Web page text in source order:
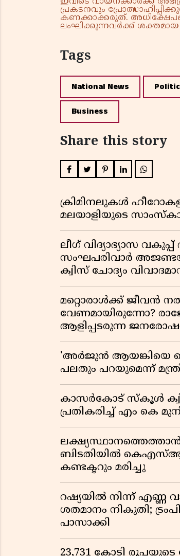
പ്രകടനവും
കണക്കാക്കരുത്.
ലംഘിക്കുന്നവർക്ക് ശക്തമായ
Tags
National News
Business
Share this story
ക്രിമിനലുകൾ
മലയാളിയുടെ
ലീഗ് വിദ്യാഭ്യാസ
സംഘപരിവാർ
ക്വിസ് ചോദ്യം
മറ്റൊരാൾക്ക് ജീവൻ
വേണമായിരുന്നോ?
ആളിപ്പടരുന്ന
'അർജുൻ ആയങ്കിയെ
പലതും പറയുമെന്ന്
കാസർകോട് സ്കൂൾ
പ്രതികരിച്ച് എം കെ
ലക്ഷ്യസ്ഥാനത്തെത്താൻ
ബിടതിയിൽ
കണ്ടക്ടറും മരിച്ചു
റഷ്യയിൽ നിന്ന് എണ്ണ
ശതമാനം നികുതി;
പാസാക്കി
23,731 കോടി